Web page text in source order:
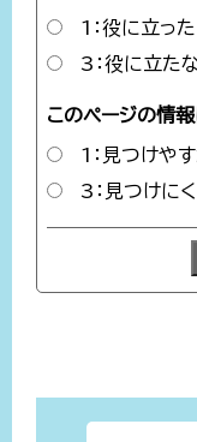
1：役に立った
3：役に立た
このページの情
1：見つけや
3：見つけに